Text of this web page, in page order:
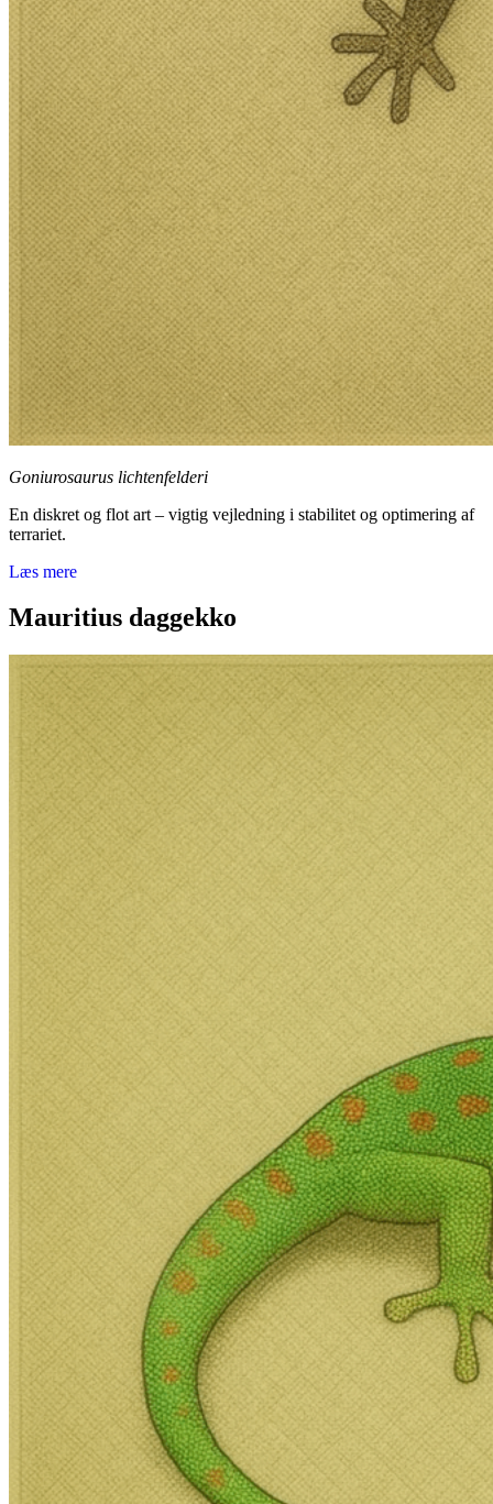
Goniurosaurus lichtenfelderi
En diskret og flot art – vigtig vejledning i stabilitet og optimering af
terrariet.
Læs mere
Mauritius daggekko